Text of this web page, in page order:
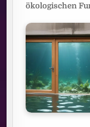
ökologischen